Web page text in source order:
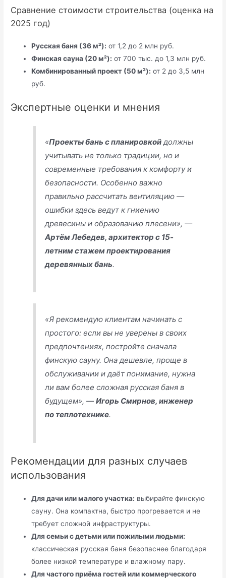
Сравнение стоимости строительства (оценка на
2025 год)
Русская баня (36 м²): от 1,2 до 2 млн руб.
Финская сауна (20 м²): от 700 тыс. до 1,3 млн руб.
Комбинированный проект (50 м²): от 2 до 3,5 млн
руб.
Экспертные оценки и мнения
«Проекты бань с планировкой должны
учитывать не только традиции, но и
современные требования к комфорту и
безопасности. Особенно важно
правильно рассчитать вентиляцию —
ошибки здесь ведут к гниению
древесины и образованию плесени», —
Артём Лебедев, архитектор с 15-
летним стажем проектирования
деревянных бань.
«Я рекомендую клиентам начинать с
простого: если вы не уверены в своих
предпочтениях, постройте сначала
финскую сауну. Она дешевле, проще в
обслуживании и даёт понимание, нужна
ли вам более сложная русская баня в
будущем», —Игорь Смирнов, инженер
по теплотехнике.
Рекомендации для разных случаев
использования
Для дачи или малого участка: выбирайте финскую
сауну. Она компактна, быстро прогревается и не
требует сложной инфраструктуры.
Для семьи с детьми или пожилыми людьми:
классическая русская баня безопаснее благодаря
более низкой температуре и влажному пару.
Для частого приёма гостей или коммерческого